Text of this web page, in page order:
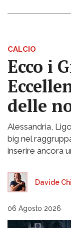
CALCIO
Ecco i
delle
Alessandria,
big nel
inserire ancora
Davide
06 Agosto 2026